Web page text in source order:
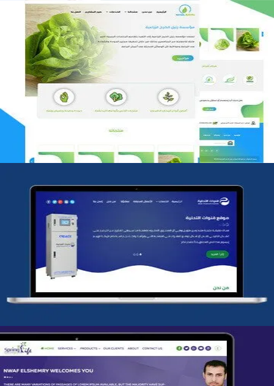
مؤسسة رتيل الخرج الزراعية
التفاصيل
شركة قنوات التحليه
التفاصيل